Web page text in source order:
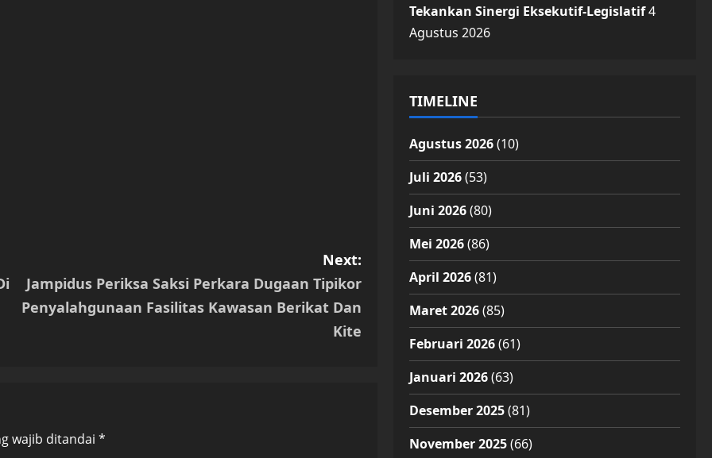
Next:
Jampidus Periksa Saksi Perkara Dugaan Tipikor
Penyalahgunaan Fasilitas Kawasan Berikat Dan
Kite
wajib ditandai *
Tekankan Sinergi Eksekutif-Legislatif4
Agustus 2026
TIMELINE
Agustus 2026(10)
Juli 2026(53)
Juni 2026(80)
Mei 2026(86)
April 2026(81)
Maret 2026(85)
Februari 2026(61)
Januari 2026(63)
Desember 2025(81)
November 2025(66)